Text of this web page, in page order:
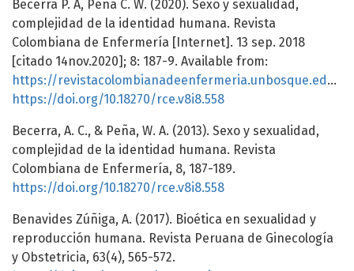
Becerra P. A, Peña C. W. (2020). Sexo y sexualidad,
complejidad de la identidad humana. Revista
Colombiana de Enfermería [Internet]. 13 sep. 2018
[citado 14nov.2020]; 8: 187-9. Available from:
https://revistacolombianadeenfermeria.unbosque.edu.co/article/view/558
https://doi.org/10.18270/rce.v8i8.558
Becerra, A. C., & Peña, W. A. (2013). Sexo y sexualidad,
complejidad de la identidad humana. Revista
Colombiana de Enfermería, 8, 187-189.
https://doi.org/10.18270/rce.v8i8.558
Benavides Zúñiga, A. (2017). Bioética en sexualidad y
reproducción humana. Revista Peruana de Ginecología
y Obstetricia, 63(4), 565-572.